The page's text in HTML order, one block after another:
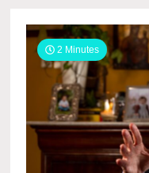
2 Minutes